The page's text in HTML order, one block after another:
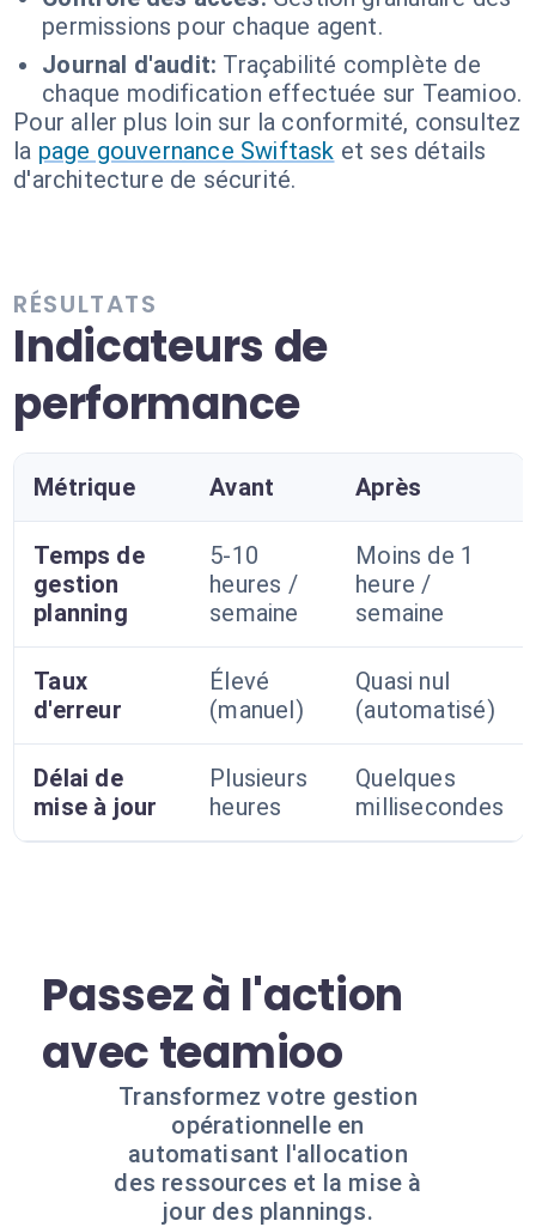
permissions pour chaque agent.
Journal d'audit: Traçabilité complète de
chaque modification effectuée sur Teamioo.
Pour aller plus loin sur la conformité, consultez
la page gouvernance Swiftask et ses détails
d'architecture de sécurité.
RÉSULTATS
Indicateurs de
performance
Métrique Avant Après
Temps de
gestion
planning
5-10
heures /
semaine
Moins de 1
heure /
semaine
Taux
d'erreur
Élevé
(manuel)
Quasi nul
(automatisé)
Délai de
mise à jour
Plusieurs
heures
Quelques
millisecondes
Passez à l'action
avec teamioo
Transformez votre gestion
opérationnelle en
automatisant l'allocation
des ressources et la mise à
jour des plannings.